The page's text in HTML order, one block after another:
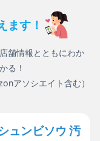
ます！
舗情報とともにわか
る！
アソシエイト含む）
ュンビソウ 汚